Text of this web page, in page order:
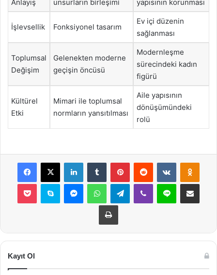
Anlayış
unsurların birleşimi
yapısının korunması
İşlevsellik Fonksiyonel tasarım
Ev içi düzenin
sağlanması
Toplumsal
Değişim
Gelenekten moderne
geçişin öncüsü
Modernleşme
sürecindeki kadın
figürü
Kültürel
Etki
Mimari ile toplumsal
normların yansıtılması
Aile yapısının
dönüşümündeki
rolü
Facebook
X LinkedInTumblr PinterestReddit VKontakte
Pocket Skype MessengerWhatsAppTelegramViber Line E-Posta ile
Yazdır
Kayıt Ol